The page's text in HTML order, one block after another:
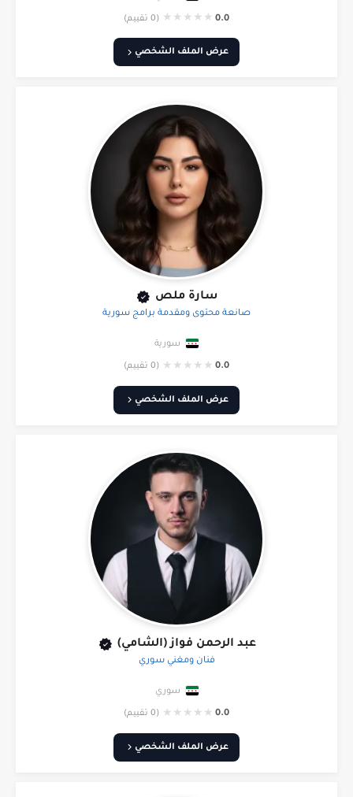
0.0
★
★
★
★
★ (0 تقييم)
عرض الملف الشخصي
سارة ملص
صانعة محتوى ومقدمة برامج سورية
سورية
0.0
★
★
★
★
★ (0 تقييم)
عرض الملف الشخصي
عبد الرحمن فواز (الشامي)
فنان ومغني سوري
سوري
0.0
★
★
★
★
★ (0 تقييم)
عرض الملف الشخصي